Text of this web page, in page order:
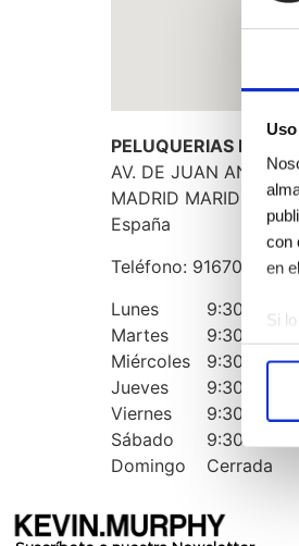
con
en
Si
el
PELUQUERIAS
AV. DE JUAN
MADRID MARID
28055
España
Teléfono: 916701900
Lunes
9:30 AM -
Martes
9:30 AM -
Miércoles
9:30 AM -
Jueves
9:30 AM -
Viernes
9:30 AM -
Sábado
9:30 AM -
Domingo
Cerrada